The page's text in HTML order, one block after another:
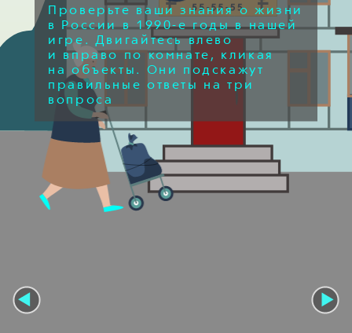
Проверьте ваши знания о жизни
в Россиив 1990-егоды в нашей
игре. Двигайтесь влево
и вправо по комнате, кликая
на объекты. Они подскажут
правильные ответы на три
вопроса